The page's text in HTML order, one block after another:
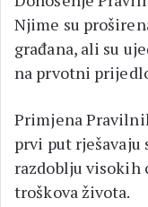
Njime su
građana, ali su
na prvotni
Primjena
prvi put rješavaju
razdoblju visokih
troškova života.